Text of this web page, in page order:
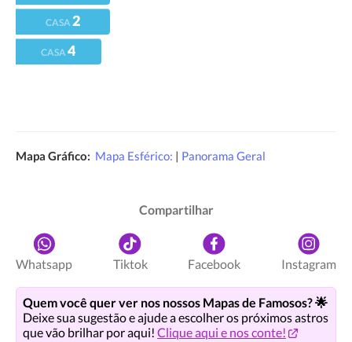
CASA2
CASA4
Mapa Gráfico: Mapa Esférico: | Panorama Geral
Compartilhar
Whatsapp Tiktok Facebook Instagram
Quem você quer ver nos nossos Mapas de Famosos? 🌟
Deixe sua sugestão e ajude a escolher os próximos astros
que vão brilhar por aqui! Clique aqui e nos conte!